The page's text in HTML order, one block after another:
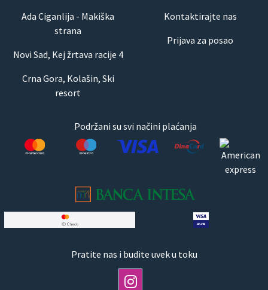
Ada Ciganlija - Makiška
strana
Novi Sad, Kej žrtava racije 4
Crna Gora, Kolašin, Ski
resort
Kontaktirajte nas
Prijava za posao
Podržani su svi načini plaćanja
Pratite nas i budite uvek u toku